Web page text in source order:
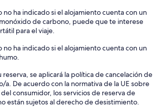
no ha indicado si el alojamiento cuenta con un
de carbono, puede que te interese
para el viaje.
no ha indicado si el alojamiento cuenta con un
reserva, se aplicará la política de cancelación de
a. De acuerdo con la normativa de la UE sobre
consumidor, los servicios de reserva de
están sujetos al derecho de desistimiento.